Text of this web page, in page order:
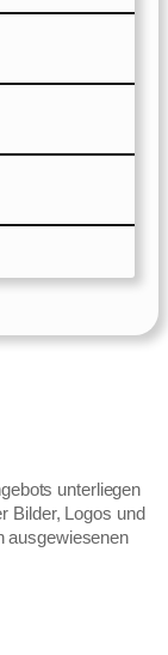
unterliegen
Bilder, Logos und
ausgewiesenen